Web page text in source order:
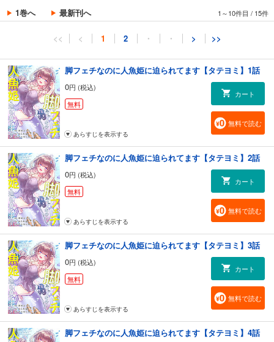
1巻へ 最新刊へ 1～10件目 / 15件
<< < 1 2 ・ ・ > >>
脚フェチなのに人魚姫に迫られてます【タテヨミ】1話
0円 (税込)
無料
カート
無料で読む
あらすじを表示する
脚フェチなのに人魚姫に迫られてます【タテヨミ】2話
0円 (税込)
無料
カート
無料で読む
あらすじを表示する
脚フェチなのに人魚姫に迫られてます【タテヨミ】3話
0円 (税込)
無料
カート
無料で読む
あらすじを表示する
脚フェチなのに人魚姫に迫られてます【タテヨミ】4話